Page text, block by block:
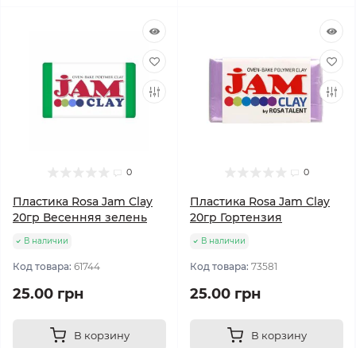
0
Пластика Rosa Jam Clay
20гр Весенняя зелень
В наличии
Код товара: 61744
25.00 грн
В корзину
0
Пластика Rosa Jam Clay
20гр Гортензия
В наличии
Код товара: 73581
25.00 грн
В корзину